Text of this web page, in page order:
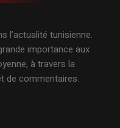
l’actualité tunisienne.
importance aux
à travers la
de commentaires.